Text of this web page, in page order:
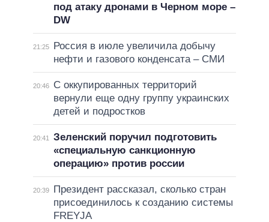
под атаку дронами в Черном море –
DW
21:25
Россия в июле увеличила добычу
нефти и газового конденсата – СМИ
20:46
С оккупированных территорий
вернули еще одну группу украинских
детей и подростков
20:41
Зеленский поручил подготовить
«специальную санкционную
операцию» против россии
20:39
Президент рассказал, сколько стран
присоединилось к созданию системы
FREYJA